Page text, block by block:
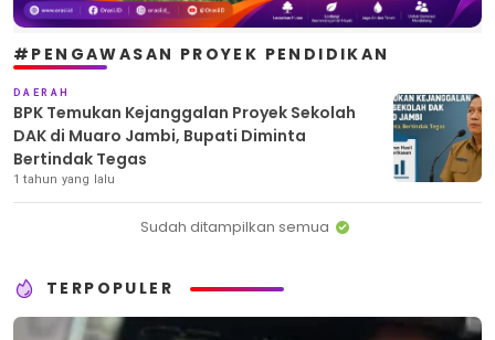
#PENGAWASAN PROYEK PENDIDIKAN
DAERAH
BPK Temukan Kejanggalan Proyek Sekolah
DAK di Muaro Jambi, Bupati Diminta
Bertindak Tegas
1 tahun yang lalu
Sudah ditampilkan semua
TERPOPULER